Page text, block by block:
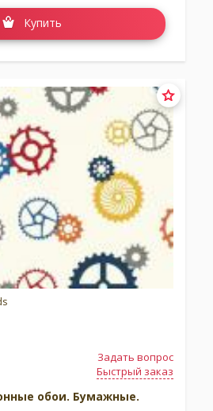
Купить
Задать вопрос
Быстрый заказ
обои. Бумажные.